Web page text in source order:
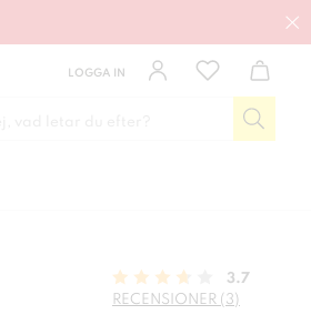
LOGGA IN
3.7
RECENSIONER (3)